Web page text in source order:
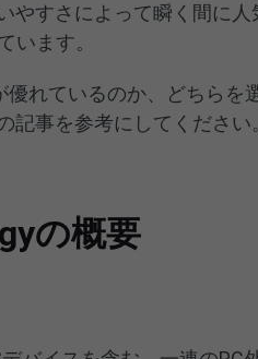
やすさによって瞬く間に人
います。
優れているのか、どちらを
記事を参考にしてくださ
の概要